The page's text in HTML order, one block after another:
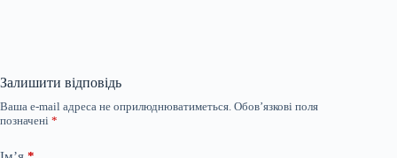
Залишити відповідь
Ваша e-mail адреса не оприлюднюватиметься. Обов’язкові поля
позначені *